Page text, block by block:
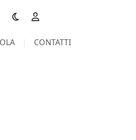
Toggle theme
CONTATTI